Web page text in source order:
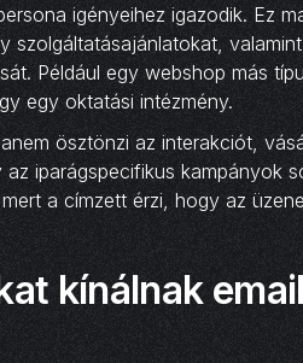
igényeihez igazodik. Ez
szolgáltatásajánlatokat,
Például egy webshop más
egy oktatási intézmény.
ösztönzi az interakciót,
iparágspecifikus kampányok
a címzett érzi, hogy az
kínálnak